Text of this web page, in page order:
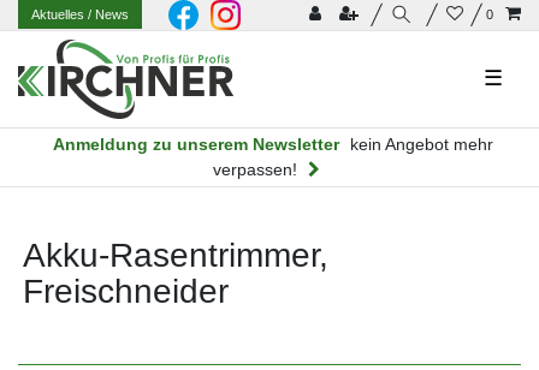
0
Aktuelles/ News
☰
Anmeldung zu unserem Newsletter
kein Angebot mehr
verpassen!
Akku-Rasentrimmer,
Freischneider